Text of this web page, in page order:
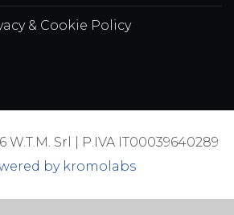
& Cookie Policy
Srl | P.IVA IT00039640289
by kromolabs